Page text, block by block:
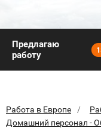
Предлагаю
работу
Работа в Европе
Домашний персонал -